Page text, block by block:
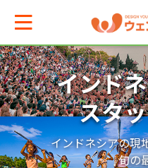
インド
スタ
インドネシアの現
旬の
メインメニューへ戻る
マから現地ツアーを探す
メインメニューへ戻る
アからお役立ち情報を探す